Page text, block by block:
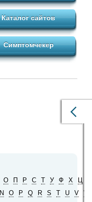
Каталог сайтов
Симптомчекер
О П Р С Т У Ф Х Ц
N O P Q R S T U V W